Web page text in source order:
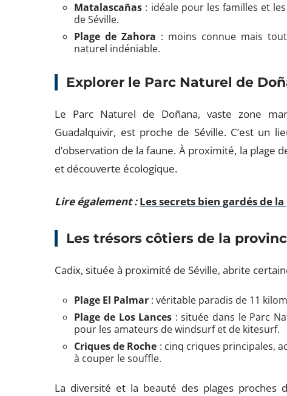
Matalascañas : idéale pour les familles et
de Séville.
Plage de Zahora : moins connue mais
naturel indéniable.
Explorer le Parc Naturel de
Le Parc Naturel de Doñana, vaste zone
Guadalquivir, est proche de Séville. C’est un
d’observation de la faune. À proximité, la plage
et découverte écologique.
Lire également : Les secrets bien gardés de
Les trésors côtiers de la
Cadix, située à proximité de Séville, abrite
Plage El Palmar : véritable paradis de 11
Plage de Los Lances : située dans le Parc
pour les amateurs de windsurf et de kitesurf.
Criques de Roche : cinq criques principales,
à couper le souffle.
La diversité et la beauté des plages proches